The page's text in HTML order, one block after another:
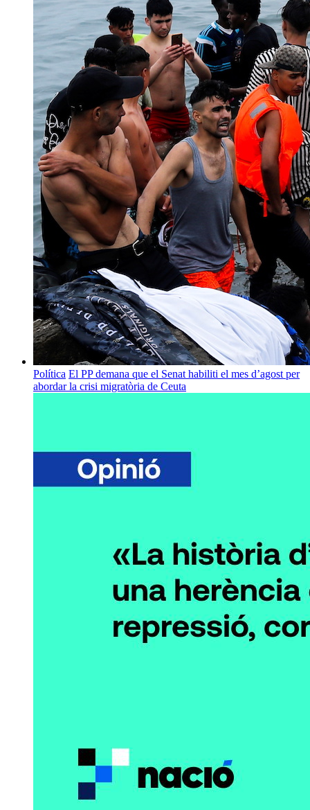
Política El PP demana que el Senat habiliti el mes d’agost per
abordar la crisi migratòria de Ceuta